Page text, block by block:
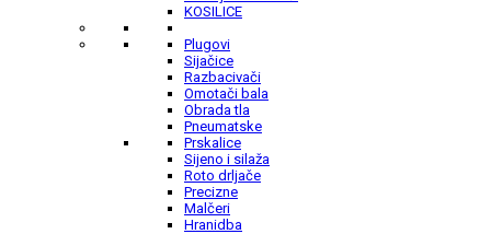
KOSILICE
Plugovi
Sijačice
Razbacivači
Omotači bala
Obrada tla
Pneumatske
Prskalice
Sijeno i silaža
Roto drljače
Precizne
Malčeri
Hranidba